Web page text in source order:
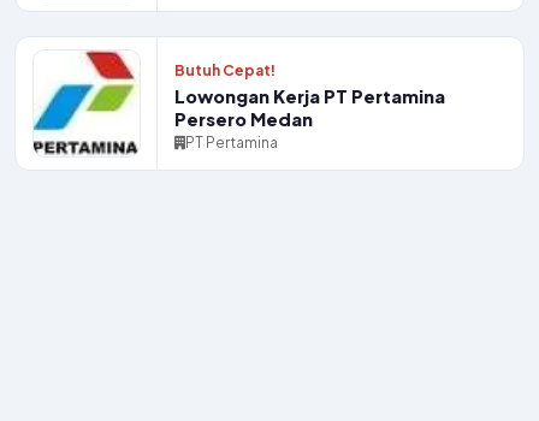
Butuh Cepat!
Lowongan Kerja PT Pertamina
Persero Medan
PT Pertamina